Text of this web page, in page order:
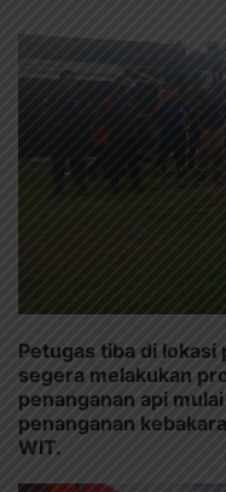
Petugas tiba di lokasi
segera melakukan
penanganan api
penanganan
WIT.